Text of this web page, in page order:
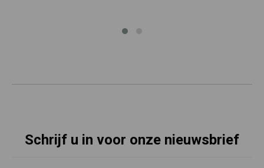
Schrijf u in voor onze nieuwsbrief